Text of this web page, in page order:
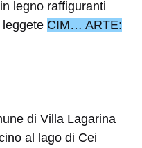
legno raffiguranti
CIM… ARTE:
di Villa Lagarina
al lago di Cei